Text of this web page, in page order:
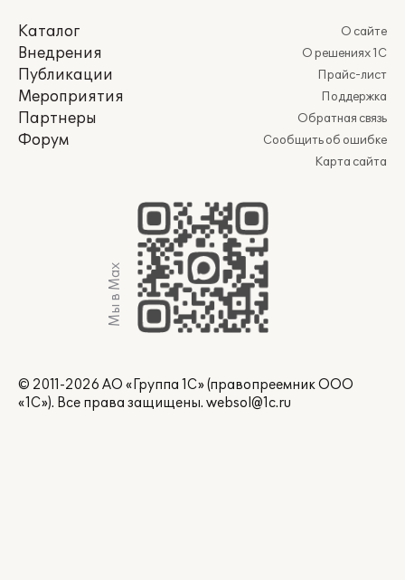
Каталог
Внедрения
Публикации
Мероприятия
Партнеры
Форум
О сайте
О решениях 1С
Прайс-лист
Поддержка
Обратная связь
Сообщить об ошибке
Карта сайта
Мы в Max
© 2011-2026 АО «Группа 1С» (правопреемник ООО
«1С»). Все права защищены. websol@1c.ru